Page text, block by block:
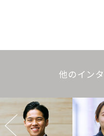
他のイン